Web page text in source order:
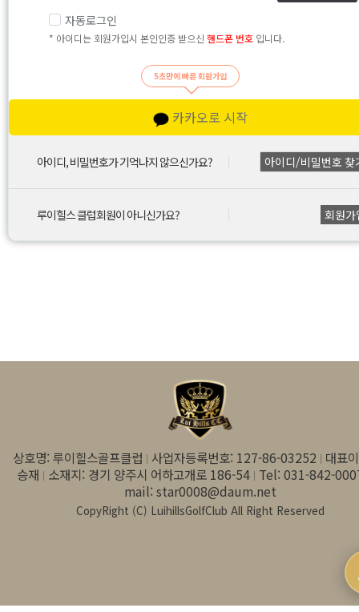
자동로그인
* 아이디는 회원가입시 본인인증 받으신 핸드폰 번호 입니다.
카카오로 시작
5초만에 빠른 회원가입
아이디, 비밀번호가 기억나지 않으신가요? 아이디/비밀번호 찾
루이힐스 클럽회원이 아니신가요? 회원가
상호명: 루이힐스골프클럽 사업자등록번호: 127-86-03252 대표
승재 소재지: 경기 양주시 어하고개로 186-54 Tel: 031-842-
mail: star0008@daum.net
CopyRight (C) LuihillsGolfClub All Right Reserved